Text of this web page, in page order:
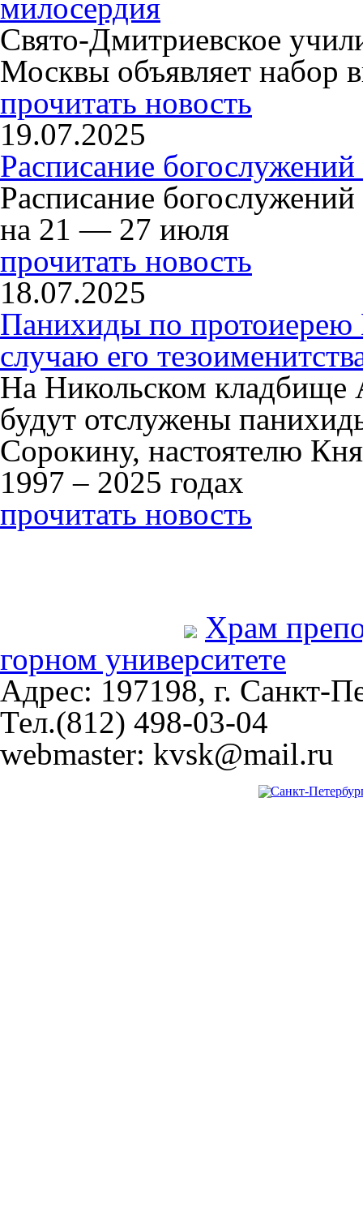
милосердия
Свято-Дмитриевское
Москвы объявляет набор
прочитать новость
19.07.2025
Расписание
Расписание
на 21 — 27 июля
прочитать новость
18.07.2025
Панихиды по
случаю его
На Никольском кладбище
будут отслужены
Сорокину, настоятелю
1997 – 2025 годах
прочитать новость
Храм
горном университете
Адрес: 197198, г. Санкт-
Тел.(812) 498-03-04
webmaster: kvsk@mail.ru